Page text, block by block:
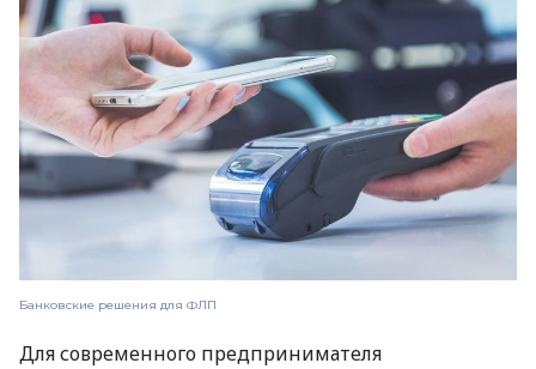
Банковские решения для ФЛП
Для современного предпринимателя